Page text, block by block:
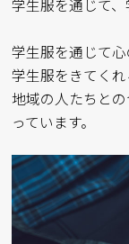
学生服を通じて
学生服を通じて心
学生服をきてくれ
地域の人たちと
っています。